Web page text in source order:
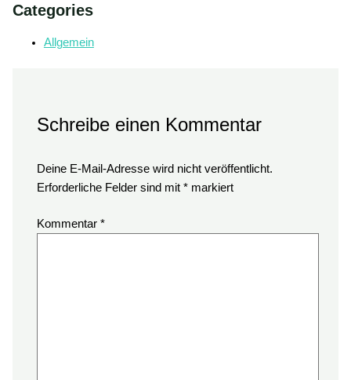
Categories
Allgemein
Schreibe einen Kommentar
Deine E-Mail-Adresse wird nicht veröffentlicht.
Erforderliche Felder sind mit* markiert
Kommentar*